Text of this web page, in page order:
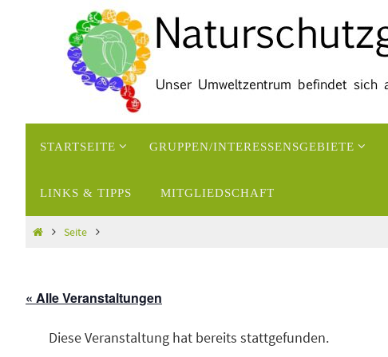
InhaltSTARTSEITE GRUPPEN/INTERESSENSGEBIETE
LINKS & TIPPS MITGLIEDSCHAFT
StartSeite
« Alle Veranstaltungen
Diese Veranstaltung hat bereits stattgefunden.